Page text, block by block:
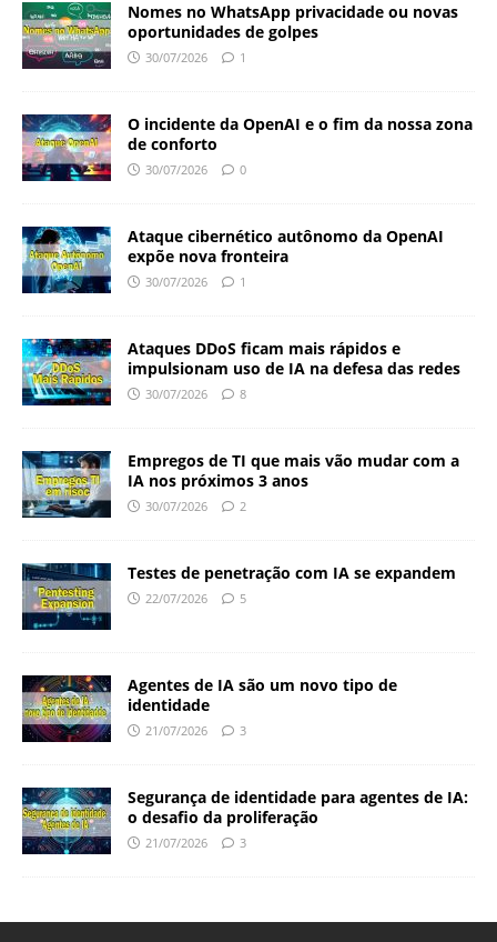
Nomes no WhatsApp privacidade ou novas
oportunidades de golpes
30/07/2026 1
O incidente da OpenAI e o fim da nossa zona
de conforto
30/07/2026 0
Ataque cibernético autônomo da OpenAI
expõe nova fronteira
30/07/2026 1
Ataques DDoS ficam mais rápidos e
impulsionam uso de IA na defesa das redes
30/07/2026 8
Empregos de TI que mais vão mudar com a
IA nos próximos 3 anos
30/07/2026 2
Testes de penetração com IA se expandem
22/07/2026 5
Agentes de IA são um novo tipo de
identidade
21/07/2026 3
Segurança de identidade para agentes de IA:
o desafio da proliferação
21/07/2026 3